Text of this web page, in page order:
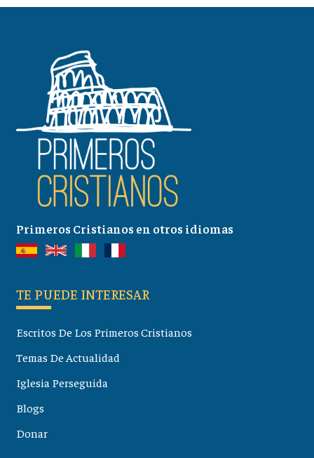
Primeros Cristianos en otros idiomas
TE PUEDE INTERESAR
Escritos De Los Primeros Cristianos
Temas De Actualidad
Iglesia Perseguida
Blogs
Donar